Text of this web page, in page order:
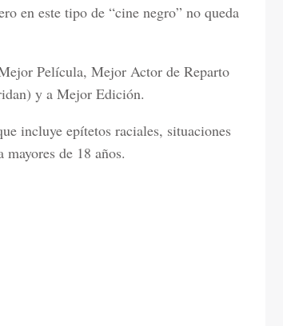
en este tipo de “cine negro” no queda
Película, Mejor Actor de Reparto
y a Mejor Edición.
incluye epítetos raciales, situaciones
de 18 años.